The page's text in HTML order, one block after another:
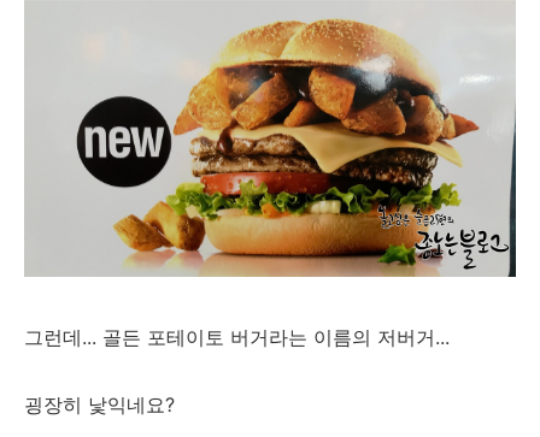
그런데... 골든 포테이토 버거라는 이름의 저버거...
굉장히 낯익네요?